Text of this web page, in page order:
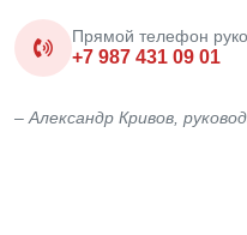
Прямой телефон
+7 987 431 09 01
– Александр Кривов,